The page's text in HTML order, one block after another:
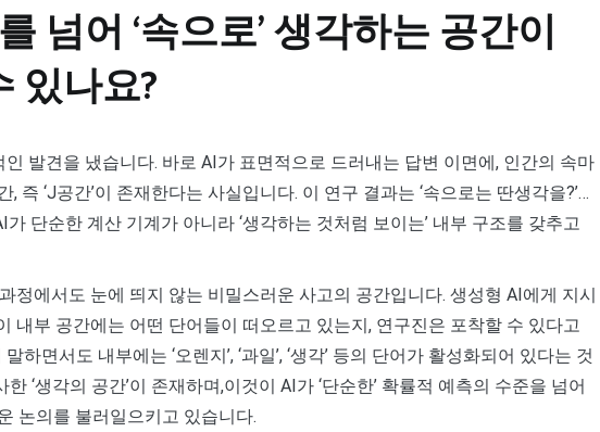
넘어 ‘속으로’ 생각하는 공간이
있나요?
발견을 냈습니다. 바로 AI가 표면적으로 드러내는 답변 이면에, 인간의 속마
, 즉 ‘J공간’이 존재한다는 사실입니다. 이 연구 결과는 ‘속으로는 딴생각을?’…
단순한 계산 기계가 아니라 ‘생각하는 것처럼 보이는’ 내부 구조를 갖추고
정에서도 눈에 띄지 않는 비밀스러운 사고의 공간입니다. 생성형 AI에게 지시
내부 공간에는 어떤 단어들이 떠오르고 있는지, 연구진은 포착할 수 있다고
하면서도 내부에는 ‘오렌지’, ‘과일’, ‘생각’ 등의 단어가 활성화되어 있다는 것
‘생각의 공간’이 존재하며,이것이 AI가 ‘단순한’ 확률적 예측의 수준을 넘어
논의를 불러일으키고 있습니다.